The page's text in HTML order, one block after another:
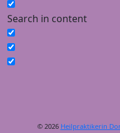
Search in content
© 2026 Heilpraktikerin